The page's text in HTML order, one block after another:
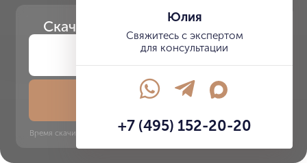
Скачайте презентацию проекта
Скачать презентацию
Время скачивания: 6 секунд | PDF, 13 MB | Обновлён 3 июня 2022
Юлия
Свяжитесь с экспертом
для консультации
+7 (495) 152-20-20